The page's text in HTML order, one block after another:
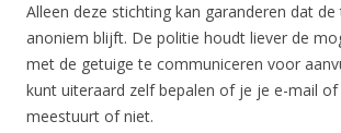
Alleen deze stichting kan garanderen dat
anoniem blijft. De politie houdt liever de
met de getuige te communiceren voor
kunt uiteraard zelf bepalen of je je e-mail
meestuurt of niet.